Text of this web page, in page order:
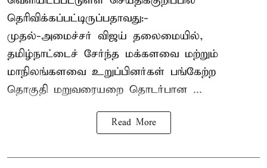
தெரிவிக்கப்பட்டிருப்பதாவது:-
முதல்-அமைச்சர் விஜய் தலைமையில்,
தமிழ்நாட்டைச் சேர்ந்த மக்களவை மற்றும்
மாநிலங்களவை உறுப்பினர்கள் பங்கேற்ற
தொகுதி மறுவரையறை தொடர்பான ...
Read More